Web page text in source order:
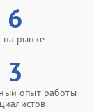
6
на рынке
3
опыт работы